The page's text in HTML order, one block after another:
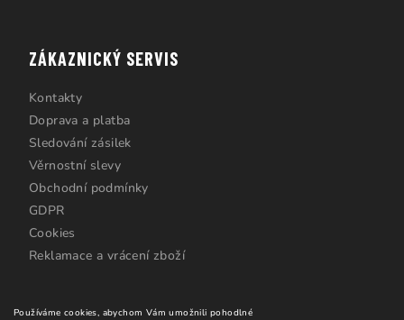
Používáme cookies, abychom Vám umožnili pohodlné
ZÁKAZNICKÝ SERVIS
Kontakty
Doprava a platba
Sledování zásilek
Věrnostní slevy
Obchodní podmínky
GDPR
Cookies
Reklamace a vrácení zboží